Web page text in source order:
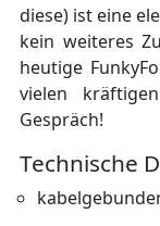
diese) ist eine
kein weiteres
heutige
vielen
Gespräch!
Technische